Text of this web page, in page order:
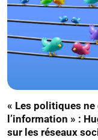
« Les politiques
l’information » :
sur les réseaux